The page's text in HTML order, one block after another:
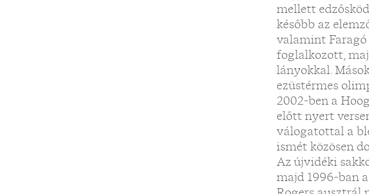
mellett
később az
valamint Faragó
foglalkozott,
lányokkal.
ezüstérmes
2002-ben a
előtt nyert
válogatottal a
ismét közösen
Az újvidéki
majd 1996-ban